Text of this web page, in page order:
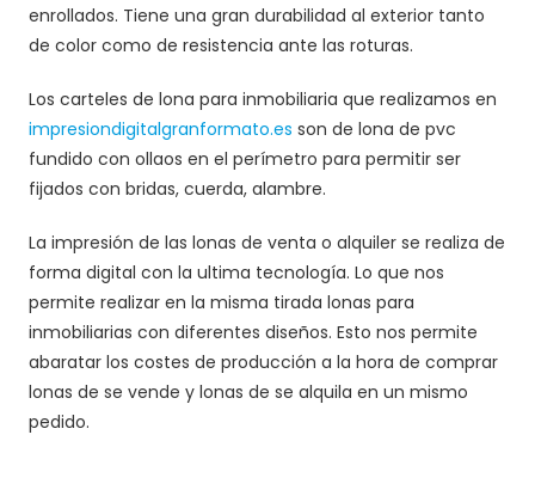
enrollados. Tiene una gran durabilidad al exterior tanto
de color como de resistencia ante las roturas.
Los carteles de lona para inmobiliaria que realizamos en
impresiondigitalgranformato.es son de lona de pvc
fundido con ollaos en el perímetro para permitir ser
fijados con bridas, cuerda, alambre.
La impresión de las lonas de venta o alquiler se realiza de
forma digital con la ultima tecnología. Lo que nos
permite realizar en la misma tirada lonas para
inmobiliarias con diferentes diseños. Esto nos permite
abaratar los costes de producción a la hora de comprar
lonas de se vende y lonas de se alquila en un mismo
pedido.